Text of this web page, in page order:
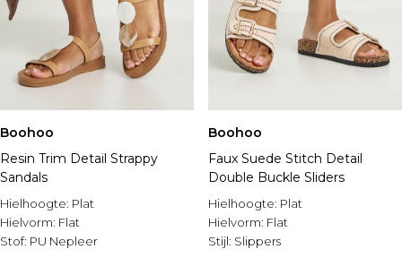
Boohoo
Resin Trim Detail Strappy
Sandals
Hielhoogte: Plat
Hielvorm: Flat
Stof: PU Nepleer
Boohoo
Faux Suede Stitch Detail
Double Buckle Sliders
Hielhoogte: Plat
Hielvorm: Flat
Stijl: Slippers